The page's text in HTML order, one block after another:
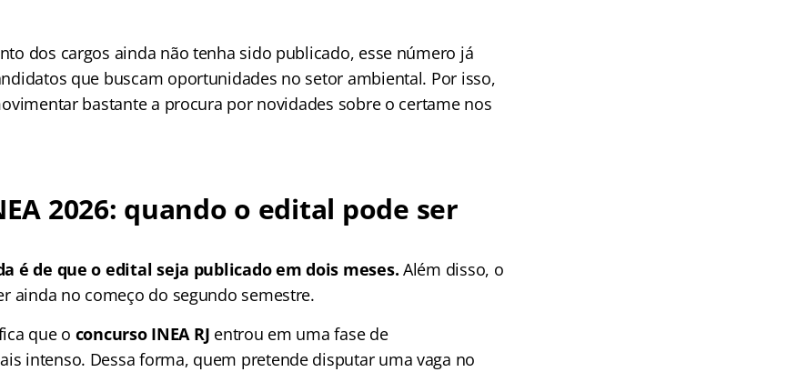
dos cargos ainda não tenha sido publicado, esse número já
que buscam oportunidades no setor ambiental. Por isso,
bastante a procura por novidades sobre o certame nos
2026: quando o edital pode ser
é de que o edital seja publicado em dois meses. Além disso, o
ainda no começo do segundo semestre.
que o concurso INEA RJ entrou em uma fase de
intenso. Dessa forma, quem pretende disputar uma vaga no